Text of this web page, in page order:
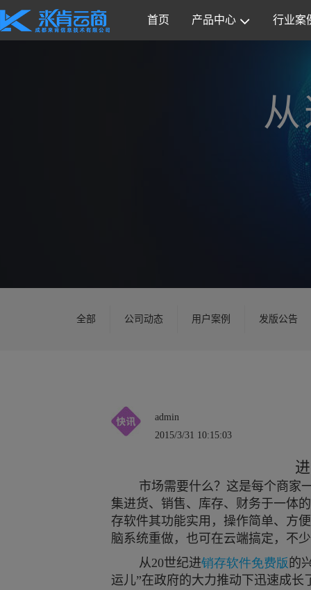
首页 产品中心 行业案
全部 公司动态 用户案例 发版公告
admin
2015/3/31 10:15:03
市场需要什么？这是每个商家
集进货、销售、库存、财务于一体的
存软件其功能实用，操作简单、方
脑系统重做，也可在云端搞定，不
从20世纪进销存软件免费版 的
运儿”在政府的大力推动下迅速成长